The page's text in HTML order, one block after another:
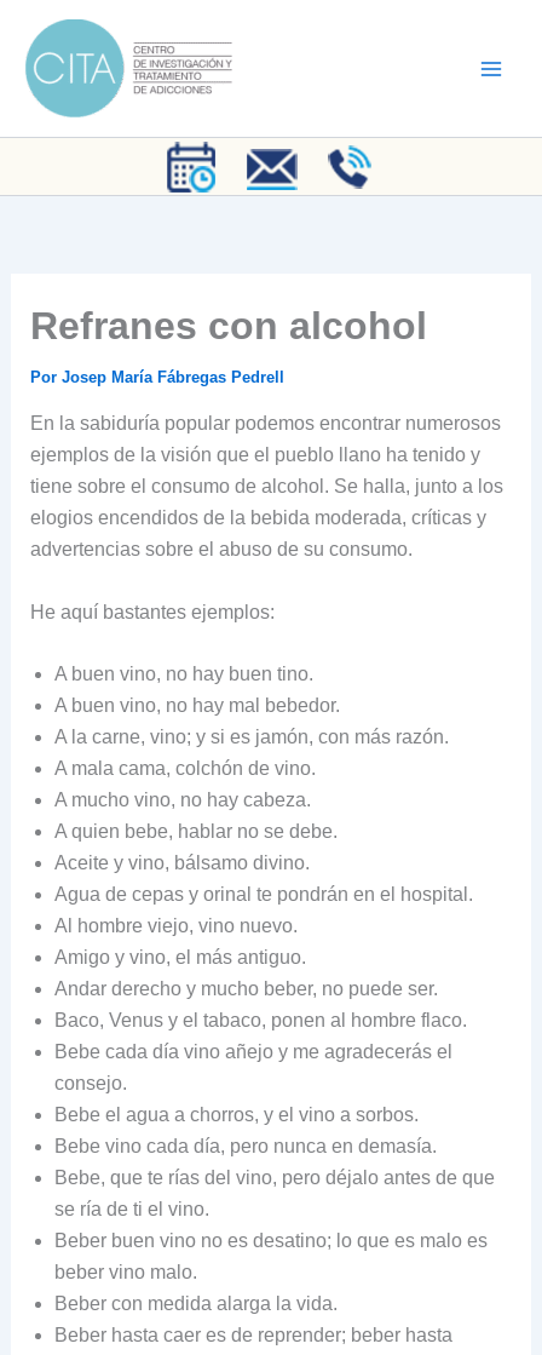
contenido
Refranes con alcohol
Por Josep María Fábregas Pedrell
En la sabiduría popular podemos encontrar numerosos
ejemplos de la visión que el pueblo llano ha tenido y
tiene sobre el consumo de alcohol. Se halla, junto a los
elogios encendidos de la bebida moderada, críticas y
advertencias sobre el abuso de su consumo.
He aquí bastantes ejemplos:
A buen vino, no hay buen tino.
A buen vino, no hay mal bebedor.
A la carne, vino; y si es jamón, con más razón.
A mala cama, colchón de vino.
A mucho vino, no hay cabeza.
A quien bebe, hablar no se debe.
Aceite y vino, bálsamo divino.
Agua de cepas y orinal te pondrán en el hospital.
Al hombre viejo, vino nuevo.
Amigo y vino, el más antiguo.
Andar derecho y mucho beber, no puede ser.
Baco, Venus y el tabaco, ponen al hombre flaco.
Bebe cada día vino añejo y me agradecerás el
consejo.
Bebe el agua a chorros, y el vino a sorbos.
Bebe vino cada día, pero nunca en demasía.
Bebe, que te rías del vino, pero déjalo antes de que
se ría de ti el vino.
Beber buen vino no es desatino; lo que es malo es
beber vino malo.
Beber con medida alarga la vida.
Beber hasta caer es de reprender; beber hasta